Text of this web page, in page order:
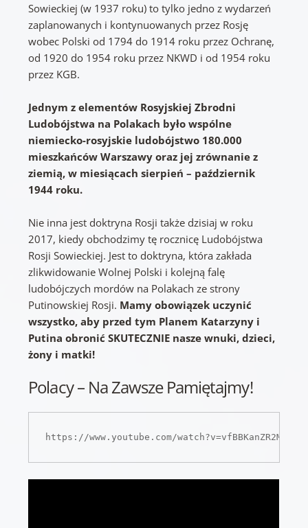
Sowieckiej (w 1937 roku) to tylko jedno z wydarzeń
zaplanowanych i kontynuowanych przez Rosję
wobec Polski od 1794 do 1914 roku przez Ochranę,
od 1920 do 1954 roku przez NKWD i od 1954 roku
przez KGB.
Jednym z elementów Rosyjskiej Zbrodni
Ludobójstwa na Polakach było wspólne
niemiecko-rosyjskie ludobójstwo 180.000
mieszkańców Warszawy oraz jej zrównanie z
ziemią, w miesiącach sierpień – październik
1944 roku.
Nie inna jest doktryna Rosji także dzisiaj w roku
2017, kiedy obchodzimy tę rocznicę Ludobójstwa
Rosji Sowieckiej. Jest to doktryna, która zakłada
zlikwidowanie Wolnej Polski i kolejną falę
ludobójczych mordów na Polakach ze strony
Putinowskiej Rosji. Mamy obowiązek uczynić
wszystko, aby przed tym Planem Katarzyny i
Putina obronić SKUTECZNIE nasze wnuki, dzieci,
żony i matki!
Polacy – Na Zawsze Pamiętajmy!
https://www.youtube.com/watch?v=vfBBKanZR2M